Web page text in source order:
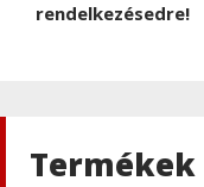
rendelkezésedre!
Termékek